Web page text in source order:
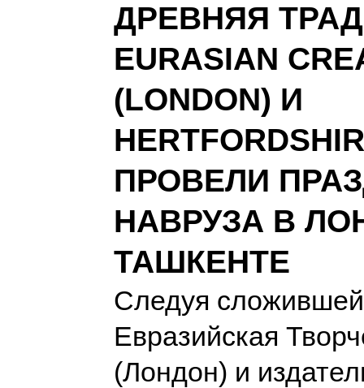
ДРЕВНЯЯ
EURASIAN
(LONDON) И
ПРОВЕЛИ
НАВРУЗА В
ТАШКЕНТЕ
Следуя
Евразийская
(Лондон) и